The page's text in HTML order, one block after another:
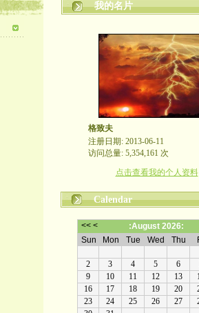
我的名片
格致夫
注册日期: 2013-06-11
访问总量: 5,354,161 次
点击查看我的个人资料
Calendar